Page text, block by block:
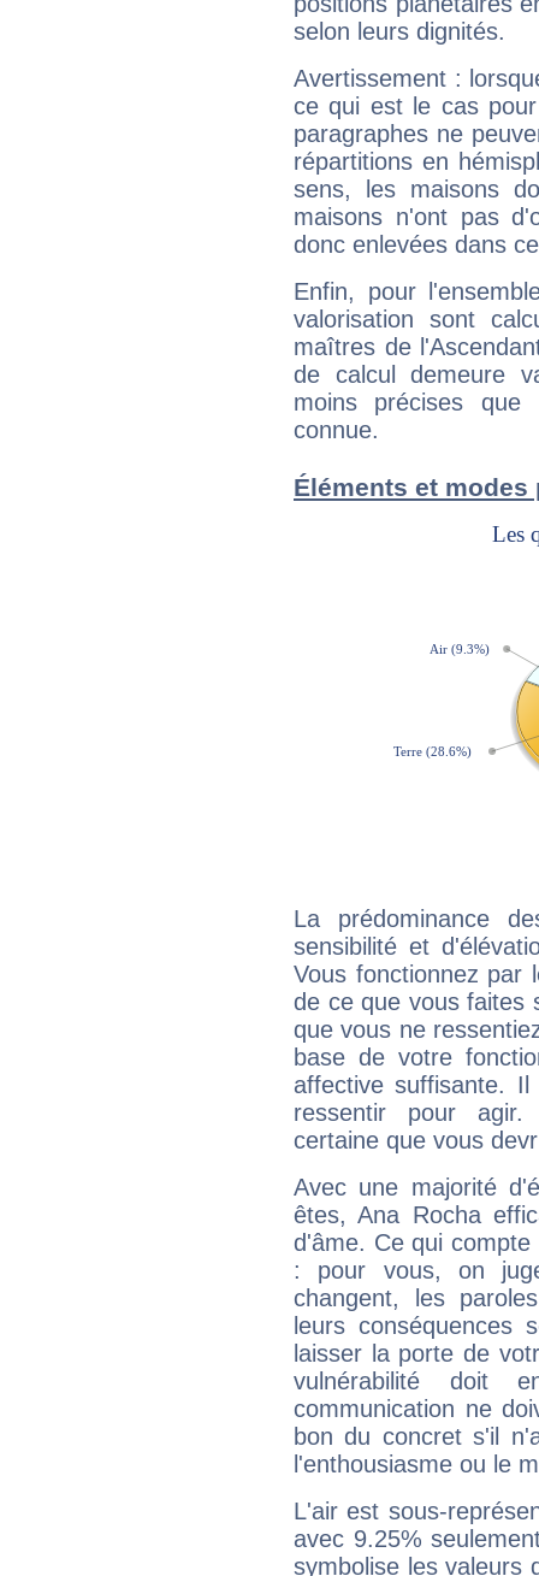
selon leurs dignités.
Avertissement :
ce qui est le cas
paragraphes ne
répartitions en
sens, les maisons
maisons n'ont pas
donc enlevées dans
Enfin, pour
valorisation sont
maîtres de
de calcul demeure
moins précises que
connue.
Éléments et modes
La prédominance
sensibilité et
Vous fonctionnez
de ce que vous faites
que vous ne
base de votre
affective suffisante.
ressentir pour agir.
certaine que vous
Avec une majorité
êtes, Ana Rocha
d'âme. Ce qui
: pour vous, on
changent, les
leurs conséquences
laisser la porte de
vulnérabilité doit
communication ne
bon du concret s'il
l'enthousiasme ou le
L'air est sous-
avec 9.25%
symbolise les valeurs